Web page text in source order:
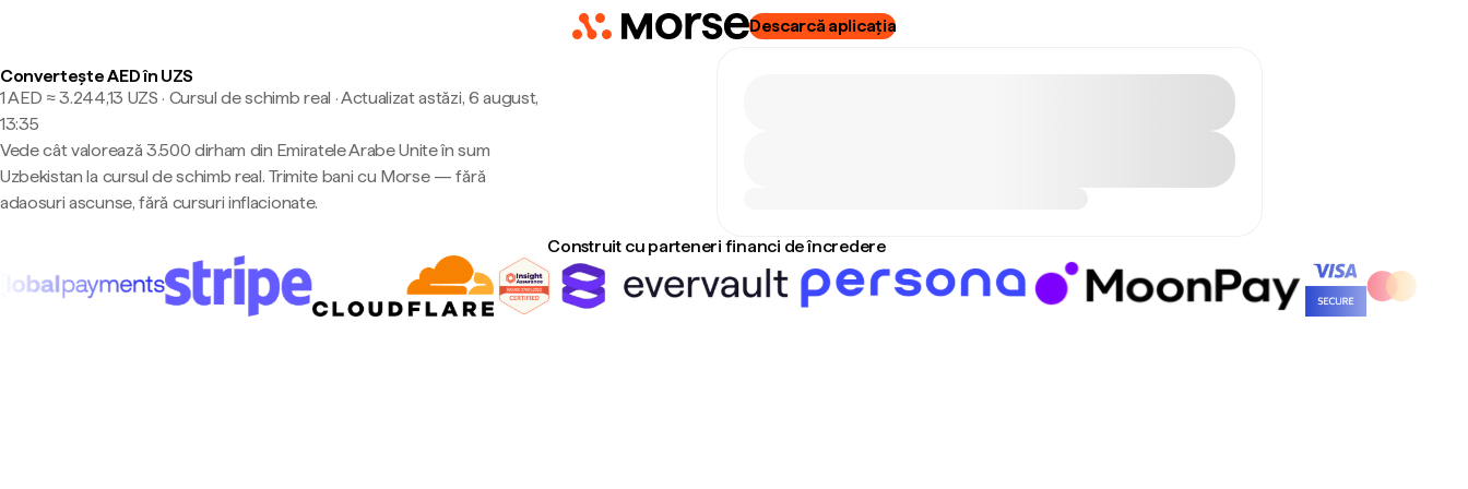
Descarcă aplicația
Convertește AED în UZS
1 AED ≈ 3.244,13 UZS · Cursul de schimb real ·Actualizat astăzi, 6 august,
13:35
Vede cât valorează 3.500 dirham din Emiratele Arabe Unite în sum
Uzbekistan la cursul de schimb real. Trimite bani cu Morse — fără
adaosuri ascunse, fără cursuri inflacionate.
Construit cu parteneri financi de încredere